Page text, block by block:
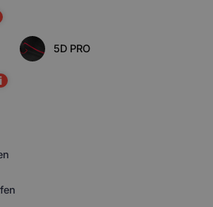
5D PRO
i